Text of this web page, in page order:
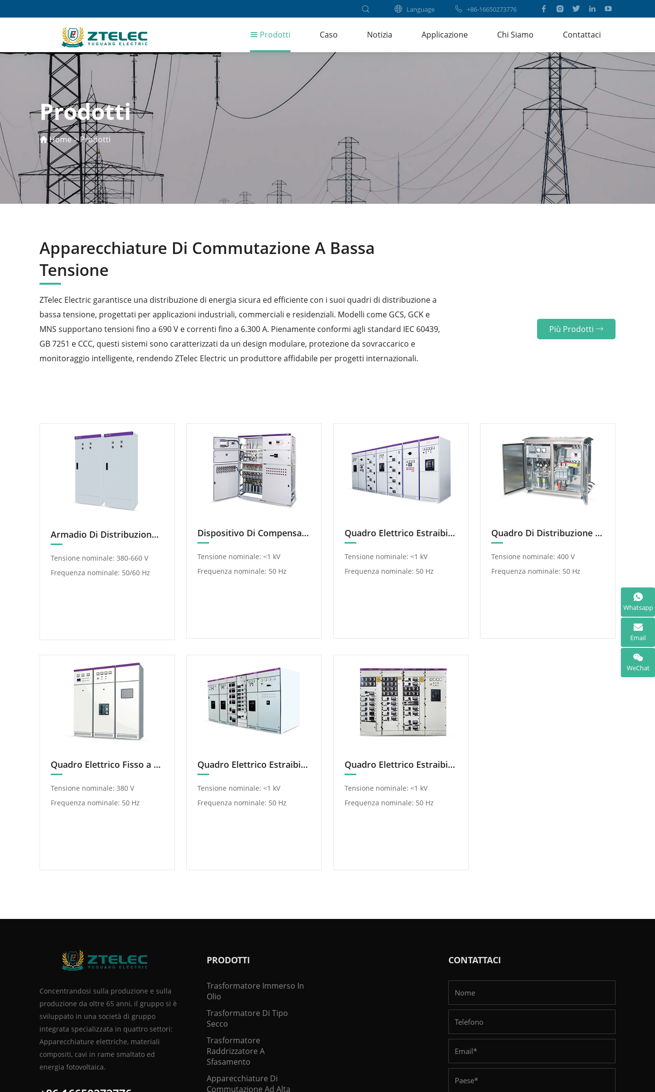
Language +86-16650273776
Prodotti Caso Notizia Applicazione Chi Siamo Contattaci
Prodotti
Home>Prodotti
Apparecchiature Di Commutazione A Bassa
Tensione
ZTelec Electric garantisce una distribuzione di energia sicura ed efficiente con i suoi quadri di distribuzione a
bassa tensione, progettati per applicazioni industriali, commerciali e residenziali. Modelli come GCS, GCK e
MNS supportano tensioni fino a 690 V e correnti fino a 6.300 A. Pienamente conformi agli standard IEC 60439,
GB 7251 e CCC, questi sistemi sono caratterizzati da un design modulare, protezione da sovraccarico e
monitoraggio intelligente, rendendo ZTelec Electric un produttore affidabile per progetti internazionali.
Più Prodotti
Armadio Di Distribuzione Elettrica XL-21
Tensione nominale: 380-660 V
Frequenza nominale: 50/60 Hz
Dispositivo Di Compensazione Intelligente Della Potenza Reattiva a Bassa Tensione GGJ
Tensione nominale: <1 kV
Frequenza nominale: 50 Hz
Quadro Elettrico Estraibile a Bassa Tensione GCK
Tensione nominale: <1 kV
Frequenza nominale: 50 Hz
Quadro Di Distribuzione Integrato JP (Compensazione/Controllo/Illuminazione Terminali)
Tensione nominale: 400 V
Frequenza nominale: 50 Hz
Quadro Elettrico Fisso a Bassa Tensione CA GGD
Tensione nominale: 380 V
Frequenza nominale: 50 Hz
Quadro Elettrico Estraibile a Bassa Tensione MNS
Tensione nominale: <1 kV
Frequenza nominale: 50 Hz
Quadro Elettrico Estraibile a Bassa Tensione GCS
Tensione nominale: <1 kV
Frequenza nominale: 50 Hz
Concentrandosi sulla produzione e sulla
produzione da oltre 65 anni, il gruppo si è
sviluppato in una società di gruppo
integrata specializzata in quattro settori:
Apparecchiature elettriche, materiali
compositi, cavi in rame smaltato ed
energia fotovoltaica.
PRODOTTI
Trasformatore Immerso In
Olio
Trasformatore Di Tipo
Secco
Trasformatore
Raddrizzatore A
Sfasamento
Apparecchiature Di
Commutazione Ad Alta
CONTATTACI
Whatsapp
Email
WeChat